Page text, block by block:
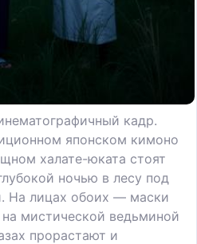
кадр.
японском кимоно
халате-юката стоят
ночью в лесу под
На лицах обоих — маски
мистической ведьминой
прорастают и